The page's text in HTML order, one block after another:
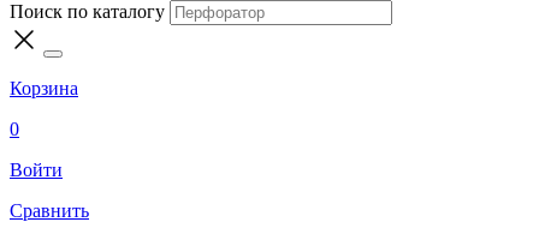
Поиск по каталогу
Корзина
0
Войти
Сравнить